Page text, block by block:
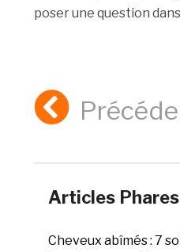
poser une question
Articles Phares
Cheveux abîmés : 7